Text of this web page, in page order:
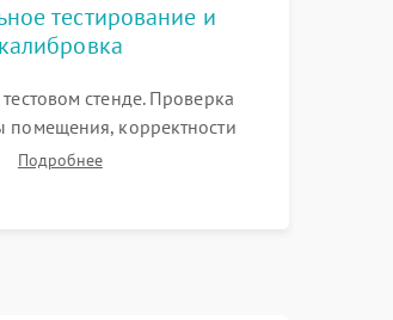
тестирование и
калибровка
стенде. Проверка
помещения, корректности
препятствий. Оценка силы
Подробнее